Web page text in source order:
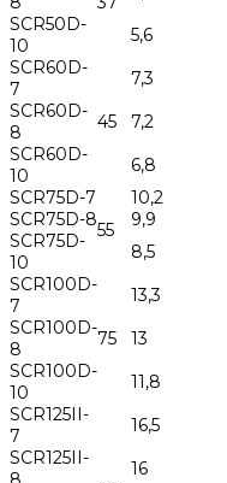
SCR50D-
10
5,6
SCR60D-
7
45
7,3
SCR60D-
8
7,2
SCR60D-
10
6,8
SCR75D-7
55
10,2
SCR75D-8 9,9
SCR75D-
10
8,5
SCR100D-
7
75
13,3
SCR100D-
8
13
SCR100D-
10
11,8
SCR125II-
7
16,5
SCR125II-
16